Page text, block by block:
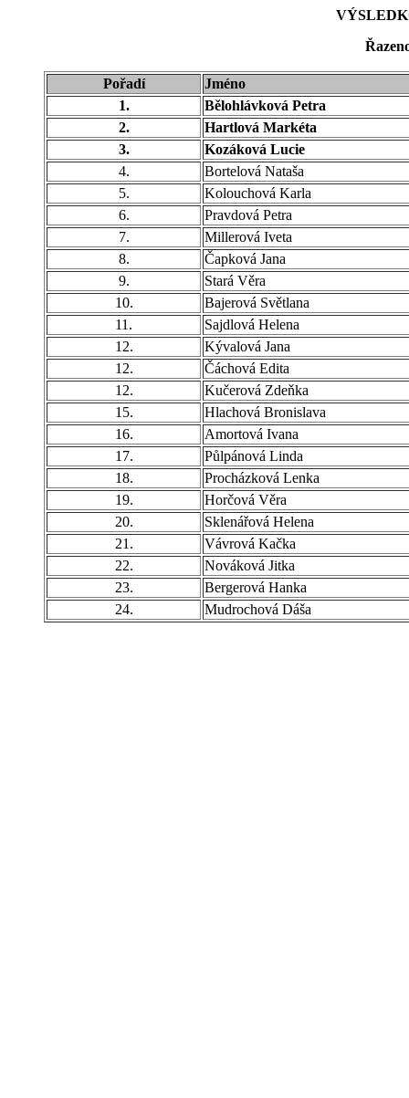
Pořadí
Jméno
1.
Bělohlávková Petra
2.
Hartlová Markéta
3.
Kozáková Lucie
4.
Bortelová Nataša
5.
Kolouchová Karla
6.
Pravdová Petra
7.
Millerová Iveta
8.
Čapková Jana
9.
Stará Věra
10.
Bajerová Světlana
11.
Sajdlová Helena
12.
Kývalová Jana
12.
Čáchová Edita
12.
Kučerová Zdeňka
15.
Hlachová Bronislava
16.
Amortová Ivana
17.
Půlpánová Linda
18.
Procházková Lenka
19.
Horčová Věra
20.
Sklenářová Helena
21.
Vávrová Kačka
22.
Nováková Jitka
23.
Bergerová Hanka
24.
Mudrochová Dáša